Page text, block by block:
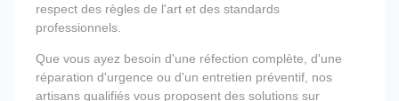
respect des règles de l'art et des standards
professionnels.
Que vous ayez besoin d'une réfection complète, d'une
réparation d'urgence ou d'un entretien préventif, nos
artisans qualifiés vous proposent des solutions sur